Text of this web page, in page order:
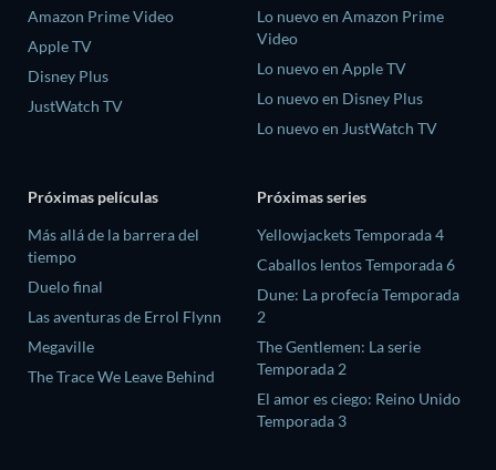
Amazon Prime Video
Apple TV
Disney Plus
JustWatch TV
Lo nuevo en Amazon Prime
Video
Lo nuevo en Apple TV
Lo nuevo en Disney Plus
Lo nuevo en JustWatch TV
Próximas películas
Más allá de la barrera del
tiempo
Duelo final
Las aventuras de Errol Flynn
Megaville
The Trace We Leave Behind
Próximas series
Yellowjackets Temporada 4
Caballos lentos Temporada 6
Dune: La profecía Temporada
2
The Gentlemen: La serie
Temporada 2
El amor es ciego: Reino Unido
Temporada 3